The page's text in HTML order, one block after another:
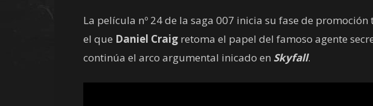
La película nº 24 de la saga 007 inicia su fase de promoción
el que Daniel Craig retoma el papel del famoso agente
continúa el arco argumental inicado en Skyfall.